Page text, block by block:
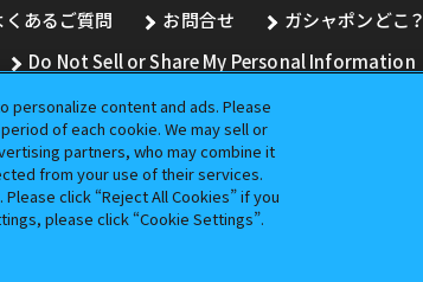
くあるご質問 お問合せ ガシャポンどこ？
Do Not Sell or Share My Personal Information
文章、データの無断転用、転載をお断りします。
登録商標です。
personalize content and ads. Please
of each cookie. We may sell or
partners, who may combine it
from your use of their services.
click “Reject All Cookies” if you
please click “Cookie Settings”.